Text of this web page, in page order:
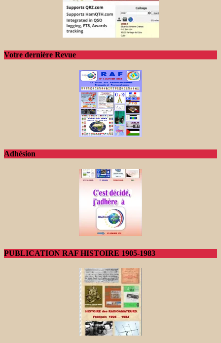
Votre dernière Revue
Adhésion
PUBLICATION RAF HISTOIRE 1905-1983